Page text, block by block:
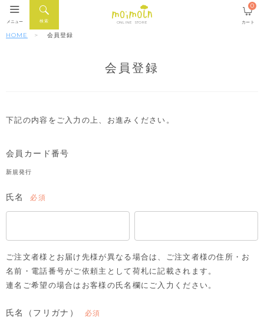
ONLINE STORE
検索
メニュー カート
0
HOME 会員登録
会員登録
下記の内容をご入力の上、お進みください。
会員カード番号
新規発行
氏名
須)
ご注文者様とお届け先様が異なる場合は、ご注文者様の住所・お
名前・電話番号がご依頼主として荷札に記載されます。
連名ご希望の場合はお客様の氏名欄にご入力ください。
氏名（フリガナ）